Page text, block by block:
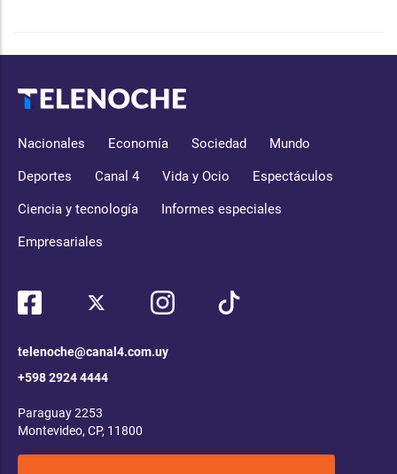
Nacionales Economía Sociedad Mundo
Deportes Canal 4 Vida y Ocio Espectáculos
Ciencia y tecnología Informes especiales
Empresariales
telenoche@canal4.com.uy
+598 2924 4444
Paraguay 2253
Montevideo, CP, 11800